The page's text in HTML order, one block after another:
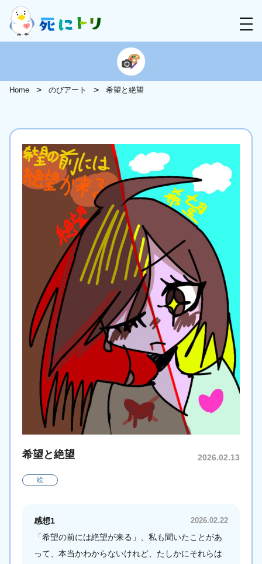
Home のびアート 希望と絶望
希望と絶望 2026.02.13
絵
感想1 2026.02.22
「希望の前には絶望が来る」、私も聞いたことがあ
って、本当かわからないけれど、たしかにそれらは